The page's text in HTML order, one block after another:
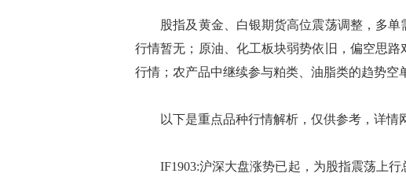
股指及黄金、白银期货高位震荡调整，多单
行情暂无；原油、化工板块弱势依旧，偏空思
行情；农产品中继续参与粕类、油脂类的趋势空
以下是重点品种行情解析，仅供参考，详情网
IF1903:沪深大盘涨势已起，为股指震荡上行